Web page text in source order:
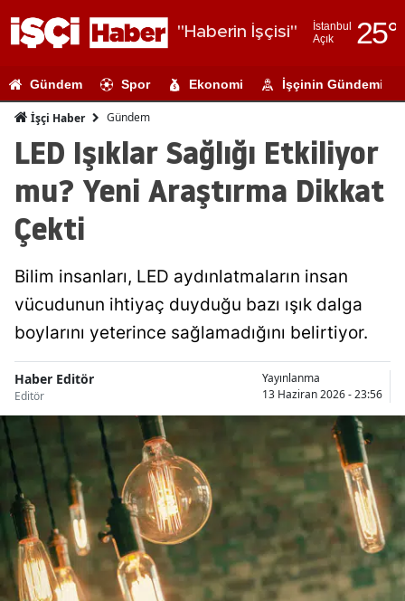
"Haberin İşçisi"
İstanbul
Açık
25°
Adıyaman
Ağrı
Amasya
Antalya
Artvin
Balıkesir
Bilecik
Bingöl
Bitlis
Bolu
Burdur
Gündem Spor Ekonomi İşçinin Gündemi
İşçi Haber Gündem
LED Işıklar Sağlığı Etkiliyor
mu? Yeni Araştırma Dikkat
Çekti
Bilim insanları, LED aydınlatmaların insan
vücudunun ihtiyaç duyduğu bazı ışık dalga
boylarını yeterince sağlamadığını belirtiyor.
Haber Editör
Editör
Yayınlanma
13 Haziran 2026 - 23:56